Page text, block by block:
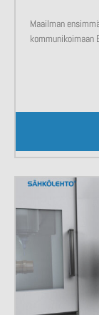
Maailman
kommunikoimaan